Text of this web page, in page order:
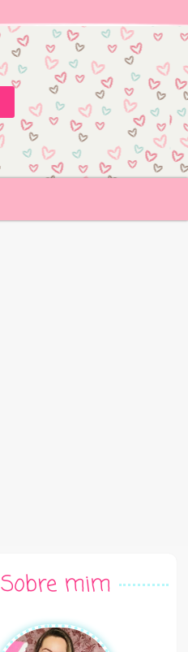
Sobre mim